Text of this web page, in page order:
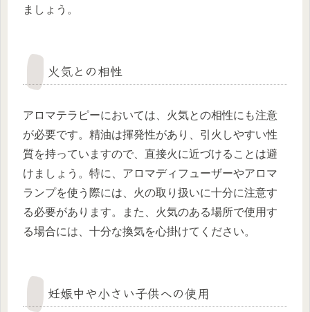
ましょう。
火気との相性
アロマテラピーにおいては、火気との相性にも注意
が必要です。精油は揮発性があり、引火しやすい性
質を持っていますので、直接火に近づけることは避
けましょう。特に、アロマディフューザーやアロマ
ランプを使う際には、火の取り扱いに十分に注意す
る必要があります。また、火気のある場所で使用す
る場合には、十分な換気を心掛けてください。
妊娠中や小さい子供への使用